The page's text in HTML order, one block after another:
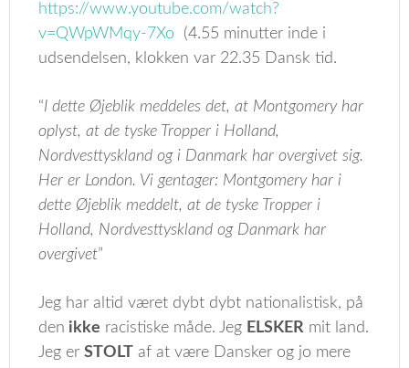
https://www.youtube.com/watch?
v=QWpWMqy-7Xo (4.55 minutter inde i
udsendelsen, klokken var 22.35 Dansk tid.
“I dette Øjeblik meddeles det, at Montgomery har
oplyst, at de tyske Tropper i Holland,
Nordvesttyskland og i Danmark har overgivet sig.
Her er London. Vi gentager: Montgomery har i
dette Øjeblik meddelt, at de tyske Tropper i
Holland, Nordvesttyskland og Danmark har
overgivet”
Jeg har altid været dybt dybt nationalistisk, på
den ikke racistiske måde. Jeg ELSKER mit land.
Jeg erSTOLT af at være Dansker og jo mere